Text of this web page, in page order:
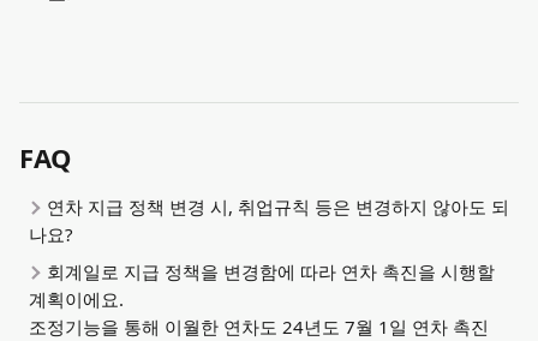
FAQ
연차 지급 정책 변경 시, 취업규칙 등은 변경하지 않아도 되
나요?
회계일로 지급 정책을 변경함에 따라 연차 촉진을 시행할
계획이에요.
조정기능을 통해 이월한 연차도 24년도 7월 1일 연차 촉진